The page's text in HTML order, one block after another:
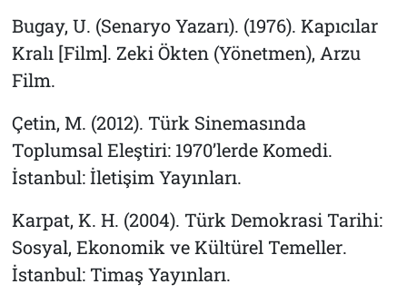
Bugay, U. (Senaryo Yazarı). (1976). Kapıcılar
Kralı[Film]. Zeki Ökten (Yönetmen), Arzu
Film.
Çetin, M. (2012). Türk Sinemasında
Toplumsal Eleştiri: 1970’lerde Komedi.
İstanbul: İletişim Yayınları.
Karpat, K. H. (2004). Türk Demokrasi Tarihi:
Sosyal, Ekonomik ve Kültürel Temeller.
İstanbul: Timaş Yayınları.